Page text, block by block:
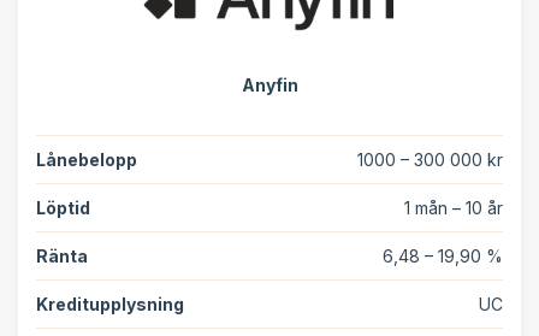
Anyfin
Lånebelopp 1000 – 300 000 kr
Löptid 1 mån – 10 år
Ränta 6,48 – 19,90 %
Kreditupplysning UC